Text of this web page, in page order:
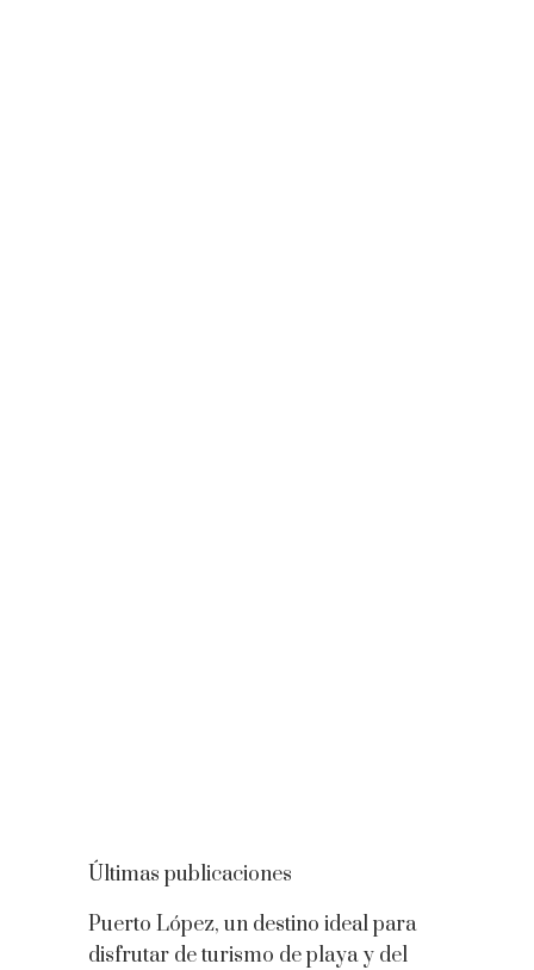
Últimas publicaciones
Puerto López, un destino ideal para
disfrutar de turismo de playa y del